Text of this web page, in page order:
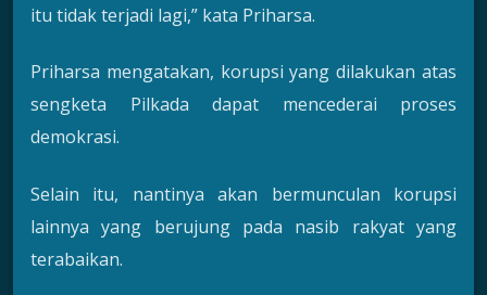
itu tidak terjadi lagi,” kata Priharsa.
Priharsa mengatakan, korupsi yang dilakukan atas
sengketa Pilkada dapat mencederai proses
demokrasi.
Selain itu, nantinya akan bermunculan korupsi
lainnya yang berujung pada nasib rakyat yang
terabaikan.